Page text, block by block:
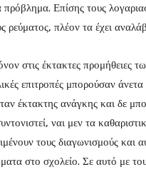
πρόβλημα. Επίσης τους
ρεύματος, πλέον τα έχει
στις έκτακτες προμήθειες
επιτροπές μπορούσαν
έκτακτης ανάγκης και δε
ναι μεν τα
τους διαγωνισμούς
στο σχολείο. Σε αυτό με